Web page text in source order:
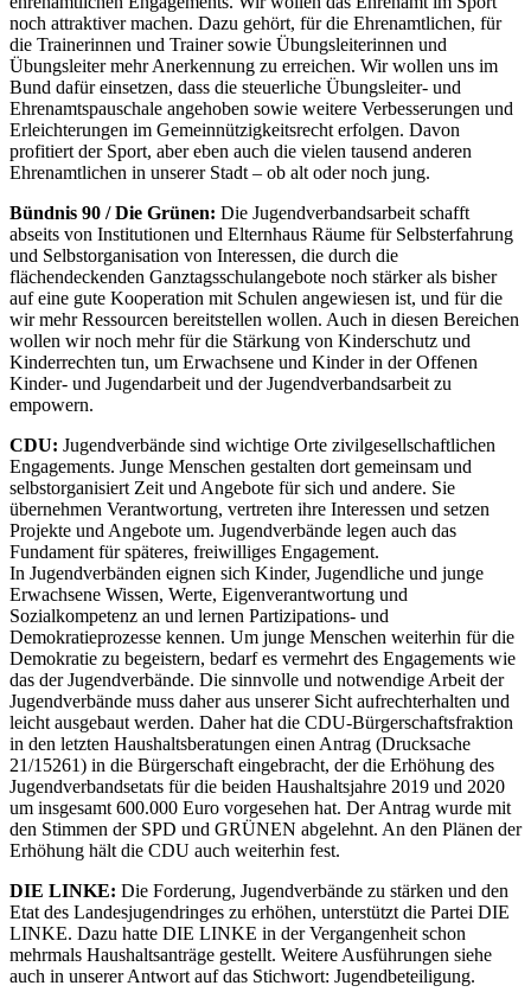
noch attraktiver machen. Dazu gehört, für die Ehrenamtlichen, für
die Trainerinnen und Trainer sowie Übungsleiterinnen und
Übungsleiter mehr Anerkennung zu erreichen. Wir wollen uns im
Bund dafür einsetzen, dass die steuerliche Übungsleiter- und
Ehrenamtspauschale angehoben sowie weitere Verbesserungen und
Erleichterungen im Gemeinnützigkeitsrecht erfolgen. Davon
profitiert der Sport, aber eben auch die vielen tausend anderen
Ehrenamtlichen in unserer Stadt – ob alt oder noch jung.
Bündnis 90 / Die Grünen: Die Jugendverbandsarbeit schafft
abseits von Institutionen und Elternhaus Räume für Selbsterfahrung
und Selbstorganisation von Interessen, die durch die
flächendeckenden Ganztagsschulangebote noch stärker als bisher
auf eine gute Kooperation mit Schulen angewiesen ist, und für die
wir mehr Ressourcen bereitstellen wollen. Auch in diesen Bereichen
wollen wir noch mehr für die Stärkung von Kinderschutz und
Kinderrechten tun, um Erwachsene und Kinder in der Offenen
Kinder- und Jugendarbeit und der Jugendverbandsarbeit zu
empowern.
CDU: Jugendverbände sind wichtige Orte zivilgesellschaftlichen
Engagements. Junge Menschen gestalten dort gemeinsam und
selbstorganisiert Zeit und Angebote für sich und andere. Sie
übernehmen Verantwortung, vertreten ihre Interessen und setzen
Projekte und Angebote um. Jugendverbände legen auch das
Fundament für späteres, freiwilliges Engagement.
In Jugendverbänden eignen sich Kinder, Jugendliche und junge
Erwachsene Wissen, Werte, Eigenverantwortung und
Sozialkompetenz an und lernen Partizipations- und
Demokratieprozesse kennen. Um junge Menschen weiterhin für die
Demokratie zu begeistern, bedarf es vermehrt des Engagements wie
das der Jugendverbände. Die sinnvolle und notwendige Arbeit der
Jugendverbände muss daher aus unserer Sicht aufrechterhalten und
leicht ausgebaut werden. Daher hat die CDU-Bürgerschaftsfraktion
in den letzten Haushaltsberatungen einen Antrag (Drucksache
21/15261) in die Bürgerschaft eingebracht, der die Erhöhung des
Jugendverbandsetats für die beiden Haushaltsjahre 2019 und 2020
um insgesamt 600.000 Euro vorgesehen hat. Der Antrag wurde mit
den Stimmen der SPD und GRÜNEN abgelehnt. An den Plänen der
Erhöhung hält die CDU auch weiterhin fest.
DIE LINKE: Die Forderung, Jugendverbände zu stärken und den
Etat des Landesjugendringes zu erhöhen, unterstützt die Partei DIE
LINKE. Dazu hatte DIE LINKE in der Vergangenheit schon
mehrmals Haushaltsanträge gestellt. Weitere Ausführungen siehe
auch in unserer Antwort auf das Stichwort: Jugendbeteiligung.